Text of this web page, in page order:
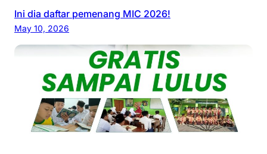
Ini dia daftar pemenang MIC 2026!
May 10, 2026